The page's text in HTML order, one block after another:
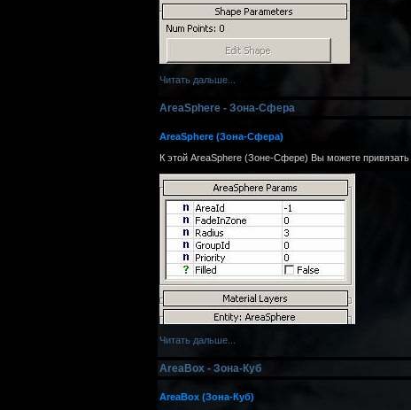
Читать дальше...
AreaSphere - Зона-Сфера
AreaSphere (Зона-Сфера)
К этой AreaSphere (Зоне-Сфере) Вы можете привязать
Читать дальше...
AreaBox - Зона-Куб
AreaBox (Зона-Куб)